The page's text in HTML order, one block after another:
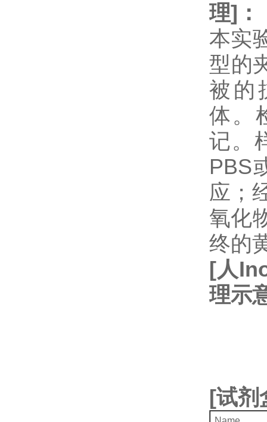
理] ：
本实
型的
被的
体。
记。
PBS
应；
氧化
终的
[人
理示
[试剂